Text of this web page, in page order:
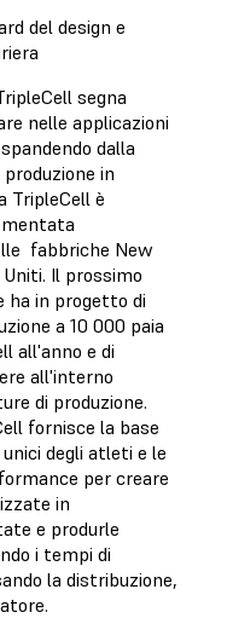
del design e
segna
nelle applicazioni
dalla
in
TripleCell è
fabbriche New
Il prossimo
ha in progetto di
a 10 000 paia
all'anno e di
all'interno
di produzione.
fornisce la base
degli atleti e le
per creare
in
e produrle
i tempi di
la distribuzione,